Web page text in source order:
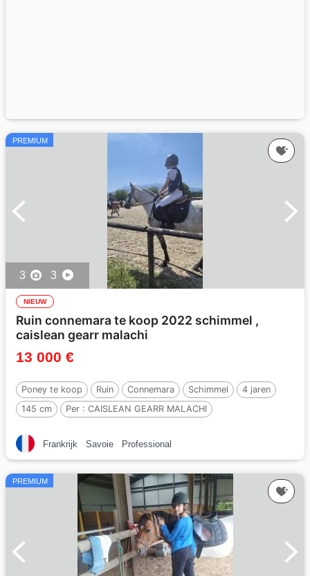
PREMIUM
3 3
NIEUW
Ruin connemara te koop 2022 schimmel ,
caislean gearr malachi
13 000 €
Poney te koop Ruin Connemara Schimmel
4 jaren
145 cm
Per : CAISLEAN GEARR MALACHI
Frankrijk Savoie Professional
PREMIUM